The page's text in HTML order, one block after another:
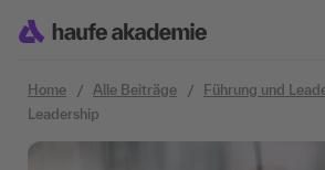
Home Alle Beiträge Führung und
Leadership